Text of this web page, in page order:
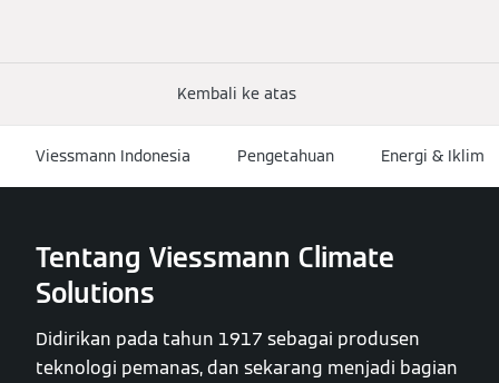
Kembali ke atas
Viessmann Indonesia Pengetahuan Energi & Iklim
Tentang Viessmann Climate
Solutions
Didirikan pada tahun 1917 sebagai produsen
teknologi pemanas, dan sekarang menjadi bagian